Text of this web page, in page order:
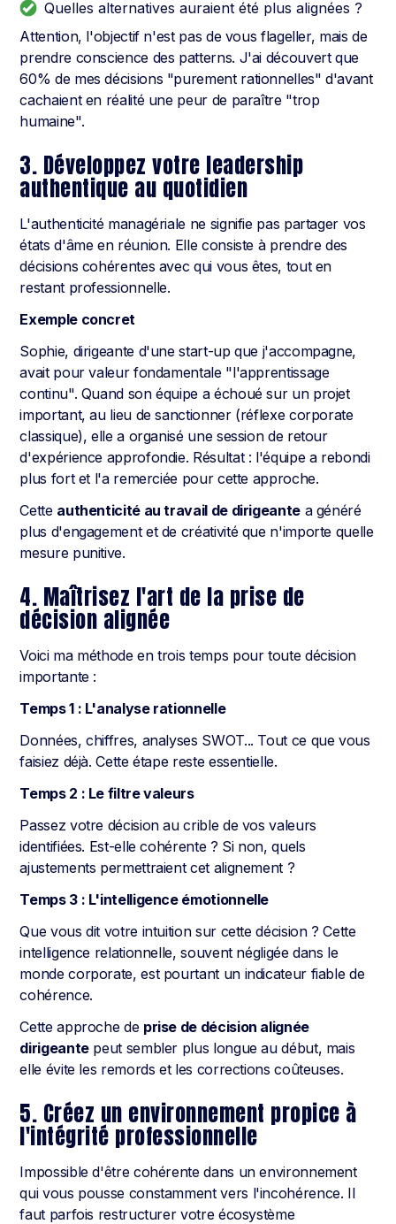
Quelles alternatives auraient été plus alignées ?
Attention, l'objectif n'est pas de vous flageller, mais de
prendre conscience des patterns. J'ai découvert que
60% de mes décisions "purement rationnelles" d'avant
cachaient en réalité une peur de paraître "trop
humaine".
3. Développez votre leadership
authentique au quotidien
L'authenticité managériale ne signifie pas partager vos
états d'âme en réunion. Elle consiste à prendre des
décisions cohérentes avec qui vous êtes, tout en
restant professionnelle.
Exemple concret
Sophie, dirigeante d'une start-up que j'accompagne,
avait pour valeur fondamentale "l'apprentissage
continu". Quand son équipe a échoué sur un projet
important, au lieu de sanctionner (réflexe corporate
classique), elle a organisé une session de retour
d'expérience approfondie. Résultat : l'équipe a rebondi
plus fort et l'a remerciée pour cette approche.
Cette authenticité au travail de dirigeantea généré
plus d'engagement et de créativité que n'importe quelle
mesure punitive.
4. Maîtrisez l'art de la prise de
décision alignée
Voici ma méthode en trois temps pour toute décision
importante :
Temps 1 : L'analyse rationnelle
Données, chiffres, analyses SWOT... Tout ce que vous
faisiez déjà. Cette étape reste essentielle.
Temps 2 : Le filtre valeurs
Passez votre décision au crible de vos valeurs
identifiées. Est-elle cohérente ? Si non, quels
ajustements permettraient cet alignement ?
Temps 3 : L'intelligence émotionnelle
Que vous dit votre intuition sur cette décision ? Cette
intelligence relationnelle, souvent négligée dans le
monde corporate, est pourtant un indicateur fiable de
cohérence.
Cette approche de prise de décision alignée
dirigeantepeut sembler plus longue au début, mais
elle évite les remords et les corrections coûteuses.
5. Créez un environnement propice à
l'intégrité professionnelle
Impossible d'être cohérente dans un environnement
qui vous pousse constamment vers l'incohérence. Il
faut parfois restructurer votre écosystème